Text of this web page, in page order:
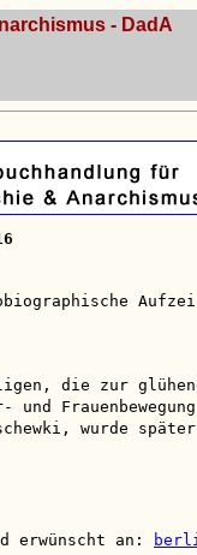
- DadA
die zur
und
wurde
erwünscht an: